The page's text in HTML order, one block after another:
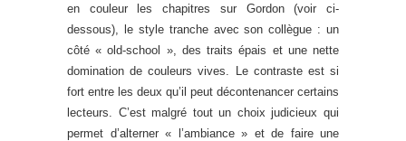
en couleur les chapitres sur Gordon (voir ci-
dessous), le style tranche avec son collègue : un
côté « old-school », des traits épais et une nette
domination de couleurs vives. Le contraste est si
fort entre les deux qu’il peut décontenancer certains
lecteurs. C’est malgré tout un choix judicieux qui
permet d’alterner « l’ambiance » et de faire une